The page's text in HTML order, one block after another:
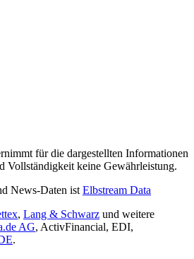
für die dargestellten Informationen
Vollständigkeit keine Gewährleistung.
News-Daten ist Elbstream Data
, Lang & Schwarz und weitere
AG, ActivFinancial, EDI,
.